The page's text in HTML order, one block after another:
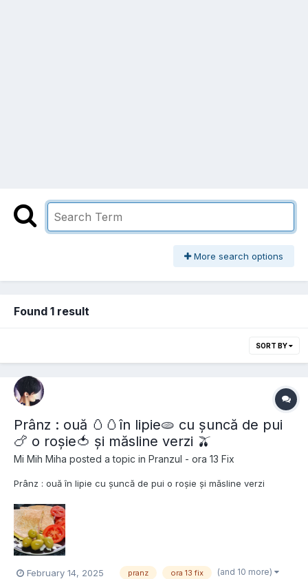
More search options
Found 1 result
SORT BY
Prânz : ouă 🥚🥚în lipie🫓 cu șuncă de pui
🍗 o roșie🍅 și măsline verzi 🫒
Mi Mih Miha posted a topic in Pranzul - ora 13 Fix
Prânz : ouă în lipie cu șuncă de pui o roșie și măsline verzi
February 14, 2025 pranz ora 13 fix (and 10 more)